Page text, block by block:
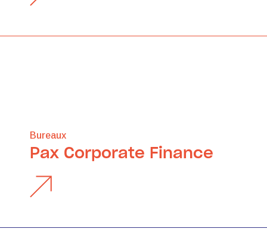
Bureaux
Pax Corporate Finance